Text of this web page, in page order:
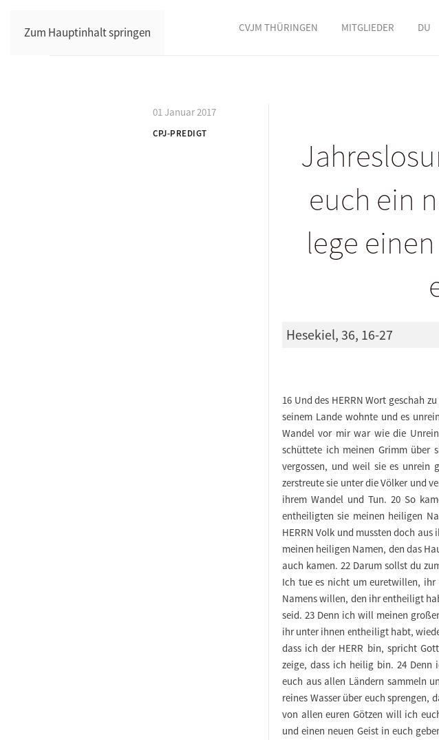
Zum Hauptinhalt springen CVJM THÜRINGEN MITGLIEDER DU
01 Januar 2017
CPJ-PREDIGT
euch ein
lege
Hesekiel, 36, 16-27
16 Und des HERRN Wort geschah
seinem Lande wohnte und es
Wandel vor mir war wie die
schüttete ich meinen Grimm über
vergossen, und weil sie es unrein
zerstreute sie unter die Völker und
ihrem Wandel und Tun. 20 So
entheiligten sie meinen heiligen
HERRN Volk und mussten doch
meinen heiligen Namen, den das
auch kamen. 22 Darum sollst du
Ich tue es nicht um euretwillen, ihr
Namens willen, den ihr entheiligt
seid. 23 Denn ich will meinen
ihr unter ihnen entheiligt habt,
dass ich der HERR bin, spricht
zeige, dass ich heilig bin. 24
euch aus allen Ländern sammeln
reines Wasser über euch
von allen euren Götzen will ich
und einen neuen Geist in euch